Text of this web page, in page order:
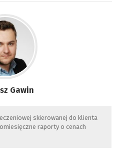
Gawin
skierowanej do klienta
raporty o cenach